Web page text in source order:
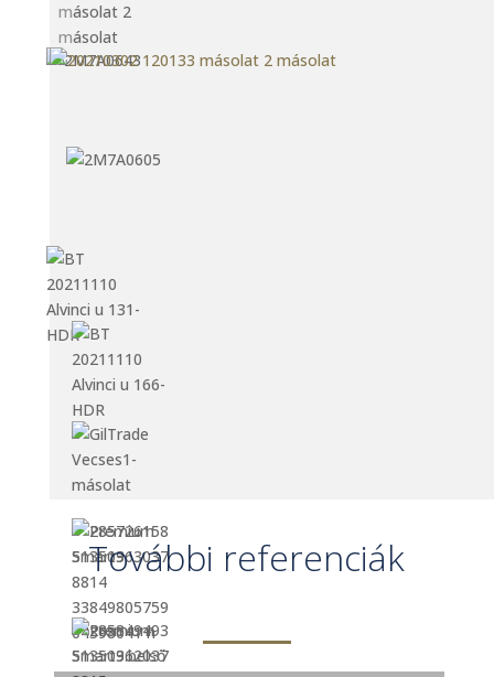
További referenciák